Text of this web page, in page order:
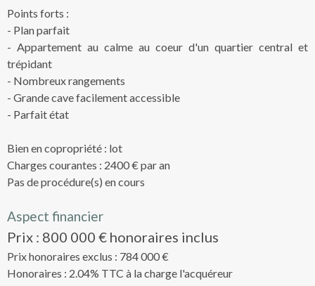
Points forts :
- Plan parfait
- Appartement au calme au coeur d'un quartier central et
trépidant
- Nombreux rangements
- Grande cave facilement accessible
- Parfait état
Bien en copropriété : lot
Charges courantes : 2400 € par an
Pas de procédure(s) en cours
Aspect financier
Prix : 800 000 € honoraires inclus
Prix honoraires exclus : 784 000 €
Honoraires : 2.04% TTC à la charge l'acquéreur